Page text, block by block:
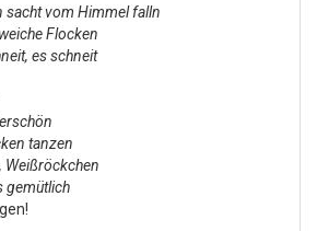
sacht vom Himmel falln
Flocken
es schneit
tanzen
Weißröckchen
gemütlich